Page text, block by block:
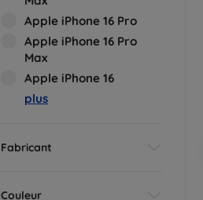
Apple iPhone 16 Pro
Apple iPhone 16 Pro
Max
Apple iPhone 16
plus
Fabricant
Couleur